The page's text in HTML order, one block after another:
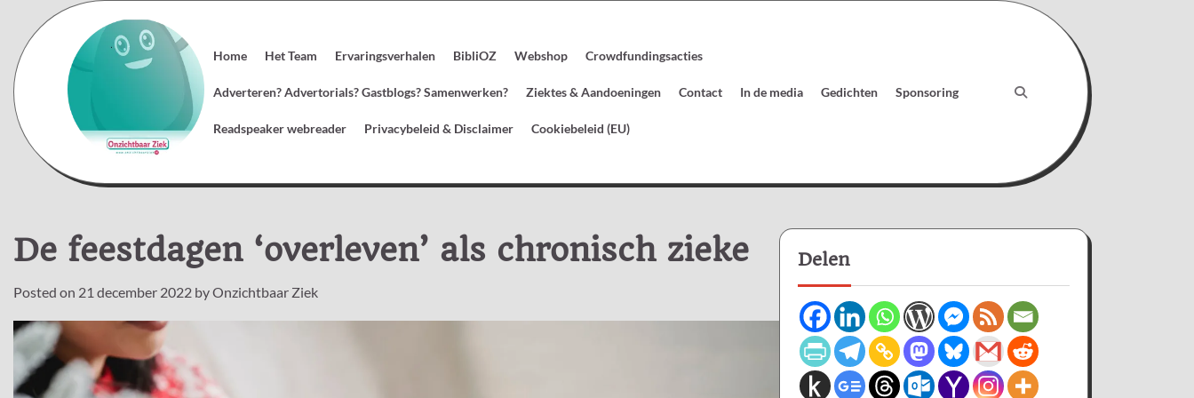
content
Home Het Team Ervaringsverhalen BibliOZ Webshop Crowdfundingsacties
Adverteren? Advertorials? Gastblogs? Samenwerken? Ziektes & Aandoeningen Contact In de media Gedichten Sponsoring
Readspeaker webreader Privacybeleid & Disclaimer Cookiebeleid (EU)
De feestdagen ‘overleven’ als chronisch zieke
Posted on 21 december 2022 byOnzichtbaar Ziek
Delen